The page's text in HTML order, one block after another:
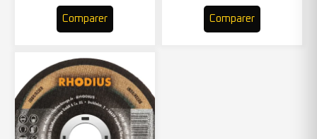
Comparer Comparer